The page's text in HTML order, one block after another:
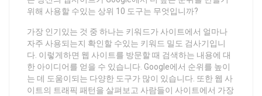
위해 사용할 수있는 상위 10 도구는 무엇입니까?
가장 인기있는 것 중 하나는 키워드가 사이트에서 얼마나
자주 사용되는지 확인할 수있는 키워드 밀도 검사기입니
다. 이렇게하면 웹 사이트를 방문할 때 검색하는 내용에 대
한 아이디어를 얻을 수 있습니다. Google에서 순위를 높이
는 데 도움이되는 다양한 도구가 많이 있습니다. 또한 웹 사
이트의 트래픽 패턴을 살펴보고 사람들이 사이트에서 가장